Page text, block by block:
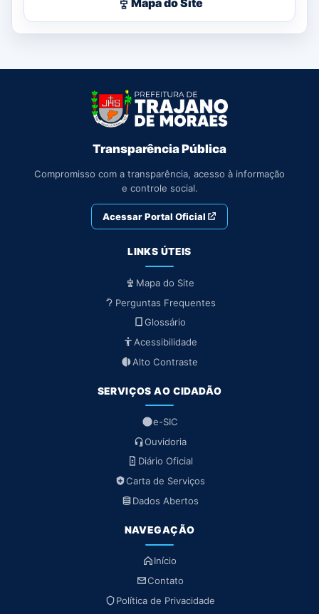
Mapa do Site
Transparência Pública
Compromisso com a transparência, acesso à informação
e controle social.
Acessar Portal Oficial
LINKS ÚTEIS
Mapa do Site
Perguntas Frequentes
Glossário
Acessibilidade
Alto Contraste
SERVIÇOS AO CIDADÃO
e-SIC
Ouvidoria
Diário Oficial
Carta de Serviços
Dados Abertos
NAVEGAÇÃO
Início
Contato
Política de Privacidade